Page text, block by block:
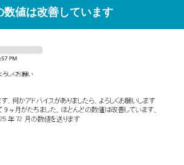
数値は改善しています